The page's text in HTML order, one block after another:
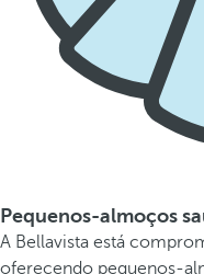
Pequenos-almoços
A Bellavista está
oferecendo pequenos-